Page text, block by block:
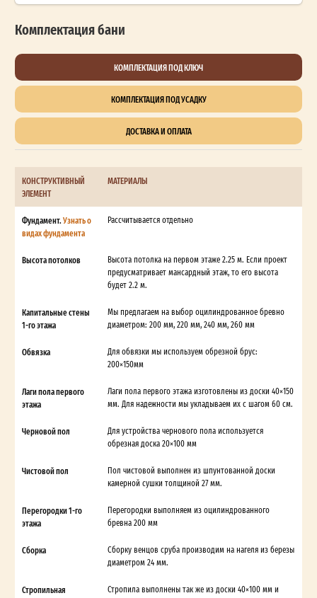
Комплектация бани
КОМПЛЕКТАЦИЯ ПОД КЛЮЧ
КОМПЛЕКТАЦИЯ ПОД УСАДКУ
ДОСТАВКА И ОПЛАТА
КОНСТРУКТИВНЫЙ
ЭЛЕМЕНТ
МАТЕРИАЛЫ
Фундамент.Узнать о
видах фундамента
Рассчитывается отдельно
Высота потолков
Высота потолка на первом этаже 2.25 м. Если проект
предусматривает мансардный этаж, то его высота
будет 2.2 м.
Капитальные стены
1-го этажа
Мы предлагаем на выбор оцилиндрованное бревно
диаметром: 200 мм, 220 мм, 240 мм, 260 мм
Обвязка
Для обвязки мы используем обрезной брус:
200×150мм
Лаги пола первого
этажа
Лаги пола первого этажа изготовлены из доски 40×150
мм. Для надежности мы укладываем их с шагом 60 см.
Черновой пол
Для устройства чернового пола используется
обрезная доска 20×100 мм
Чистовой пол
Пол чистовой выполнен из шпунтованной доски
камерной сушки толщиной 27 мм.
Перегородки 1-го
этажа
Перегородки выполняем из оцилиндрованного
бревна 200 мм
Сборка
Сборку венцов сруба производим на нагеля из березы
диаметром 24 мм.
Стропильная
Стропила выполнены так же из доски 40×100 мм и